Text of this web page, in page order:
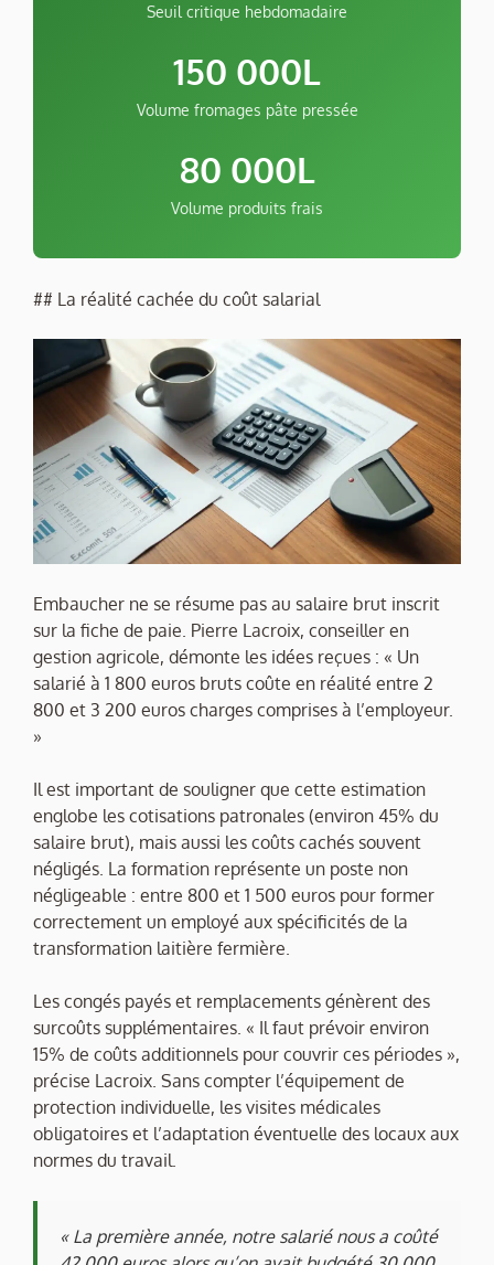
Seuil critique hebdomadaire
150 000L
Volume fromages pâte pressée
80 000L
Volume produits frais
## La réalité cachée du coût salarial
Embaucher ne se résume pas au salaire brut inscrit
sur la fiche de paie. Pierre Lacroix, conseiller en
gestion agricole, démonte les idées reçues : « Un
salarié à 1 800 euros bruts coûte en réalité entre 2
800 et 3 200 euros charges comprises à l’employeur.
»
Il est important de souligner que cette estimation
englobe les cotisations patronales (environ 45% du
salaire brut), mais aussi les coûts cachés souvent
négligés. La formation représente un poste non
négligeable : entre 800 et 1 500 euros pour former
correctement un employé aux spécificités de la
transformation laitière fermière.
Les congés payés et remplacements génèrent des
surcoûts supplémentaires. « Il faut prévoir environ
15% de coûts additionnels pour couvrir ces périodes »,
précise Lacroix. Sans compter l’équipement de
protection individuelle, les visites médicales
obligatoires et l’adaptation éventuelle des locaux aux
normes du travail.
« La première année, notre salarié nous a coûté